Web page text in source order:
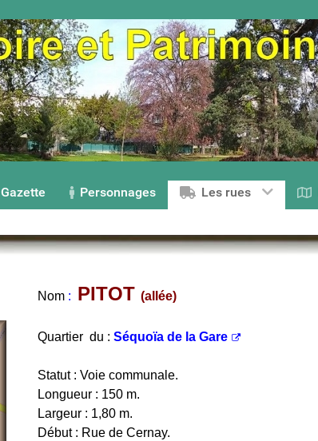
Gazette Personnages Les rues
Nom : PITOT(allée)
Quartier du :Séquoïa de la Gare
Statut : Voie communale.
Longueur : 150 m.
Largeur : 1,80 m.
Début : Rue de Cernay.